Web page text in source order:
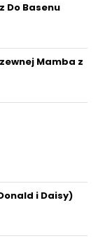
Do Basenu
Mamba z
i Daisy)